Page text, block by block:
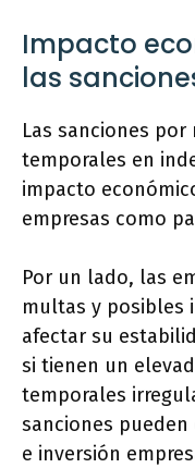
Impacto
las
Las sanciones
temporales en
impacto
empresas como
Por un lado, las
multas y posibles
afectar su
si tienen un
temporales
sanciones
e inversión